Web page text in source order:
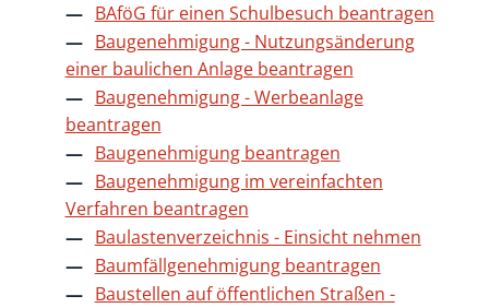
BAföG für einen Schulbesuch beantragen
Baugenehmigung - Nutzungsänderung
einer baulichen Anlage beantragen
Baugenehmigung - Werbeanlage
beantragen
Baugenehmigung beantragen
Baugenehmigung im vereinfachten
Verfahren beantragen
Baulastenverzeichnis - Einsicht nehmen
Baumfällgenehmigung beantragen
Baustellen auf öffentlichen Straßen -